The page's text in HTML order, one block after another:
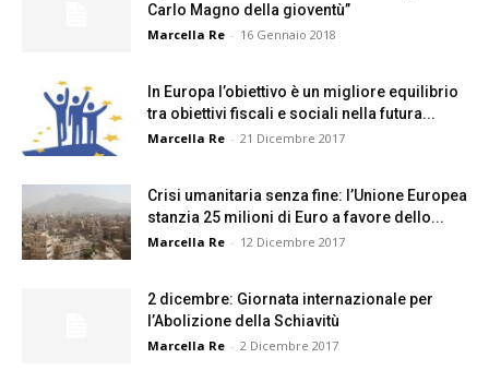
Carlo Magno della gioventù”
Marcella Re - 16 Gennaio 2018
In Europa l’obiettivo è un migliore equilibrio
tra obiettivi fiscali e sociali nella futura...
Marcella Re - 21 Dicembre 2017
Crisi umanitaria senza fine: l’Unione Europea
stanzia 25 milioni di Euro a favore dello...
Marcella Re - 12 Dicembre 2017
2 dicembre: Giornata internazionale per
l’Abolizione della Schiavitù
Marcella Re - 2 Dicembre 2017